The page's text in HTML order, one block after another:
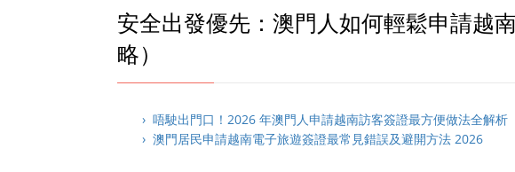
安全出發優先：澳門人如何輕鬆申請越
略）
› 唔駛出門口！2026 年澳門人申請越南訪客簽證最方便做法全解析
› 澳門居民申請越南電子旅遊簽證最常見錯誤及避開方法 2026